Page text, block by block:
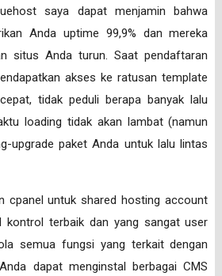
saya dapat menjamin bahwa
Anda uptime 99,9% dan mereka
situs Anda turun. Saat pendaftaran
akses ke ratusan template
tidak peduli berapa banyak lalu
loading tidak akan lambat (namun
upgrade paket Anda untuk lalu lintas
cpanel untuk shared hosting account
kontrol terbaik dan yang sangat user
semua fungsi yang terkait dengan
dapat menginstal berbagai CMS